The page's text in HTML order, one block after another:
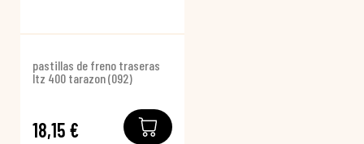
pastillas de freno traseras
ltz 400 tarazon (092)
18,15 €